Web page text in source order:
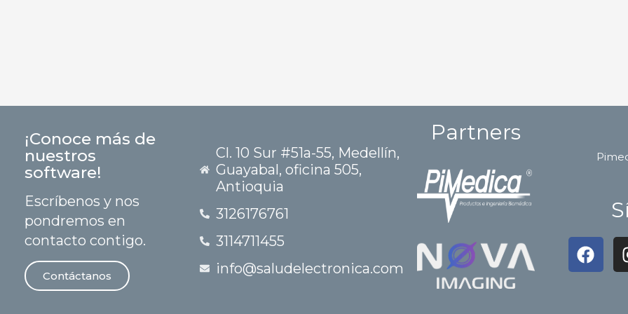
¡Conoce más de
nuestros
software!
Escríbenos y nos
pondremos en
contacto contigo.
Contáctanos
Cl. 10 Sur #51a-55, Medellín,
Guayabal, oficina 505,
Antioquia
3126176761
3114711455
info@saludelectronica.com
Partners
F
a